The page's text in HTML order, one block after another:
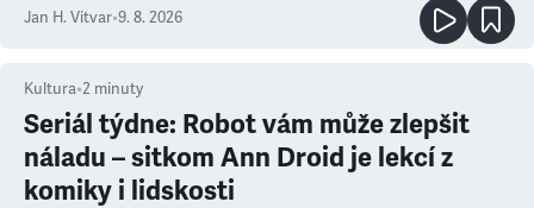
Jan H. Vitvar•9. 8. 2026
Kultura•2 minuty
Seriál týdne: Robot vám může zlepšit
náladu – sitkom Ann Droid je lekcí z
komiky i lidskosti